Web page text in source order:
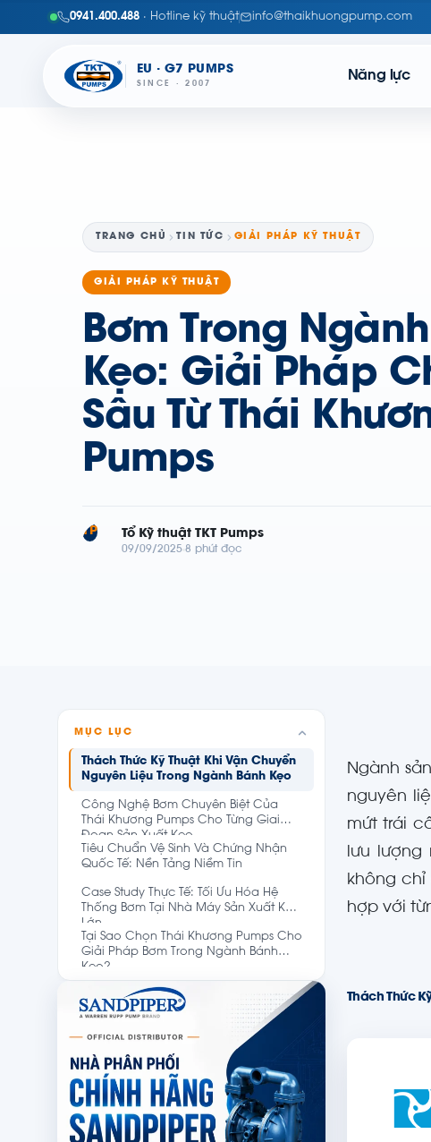
0941.400.488 · Hotline kỹ thuật info@thaikhuongpump.com
EU · G7 PUMPS
SINCE · 2007
Năng lực
TRANG CHỦ TIN TỨC GIẢI PHÁP KỸ THUẬT
GIẢI PHÁP KỸ THUẬT
Bơm Trong
Kẹo: Giải Pháp
Sâu Từ Thái
Pumps
TP Tổ Kỹ thuật TKT Pumps
09/09/2025 8 phút đọc
MỤC LỤC
Thách Thức Kỹ Thuật Khi Vận Chuyển
Nguyên Liệu Trong Ngành Bánh Kẹo
Công Nghệ Bơm Chuyên Biệt Của
Thái Khương Pumps Cho Từng Giai
Đoạn Sản Xuất Kẹo
Tiêu Chuẩn Vệ Sinh Và Chứng Nhận
Quốc Tế: Nền Tảng Niềm Tin
Case Study Thực Tế: Tối Ưu Hóa Hệ
Thống Bơm Tại Nhà Máy Sản Xuất Kẹo
Lớn
Tại Sao Chọn Thái Khương Pumps Cho
Giải Pháp Bơm Trong Ngành Bánh
Kẹo?
Ngành
nguyên
mứt trái
lưu lượng
không
hợp với
Thách Thức